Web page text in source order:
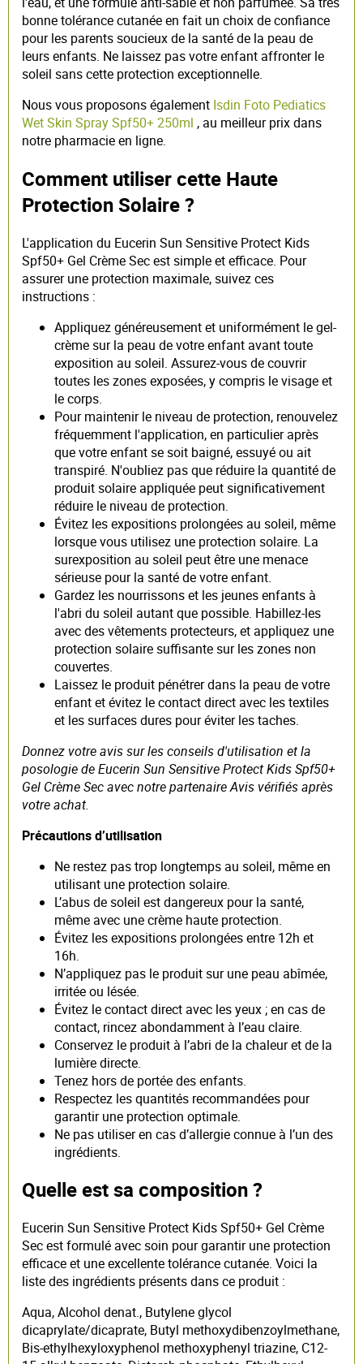
bonne tolérance cutanée en fait un choix de confiance
pour les parents soucieux de la santé de la peau de
leurs enfants. Ne laissez pas votre enfant affronter le
soleil sans cette protection exceptionnelle.
Nous vous proposons également Isdin Foto Pediatics
Wet Skin Spray Spf50+ 250ml , au meilleur prix dans
notre pharmacie en ligne.
Comment utiliser cette Haute
Protection Solaire ?
L'application du Eucerin Sun Sensitive Protect Kids
Spf50+ Gel Crème Sec est simple et efficace. Pour
assurer une protection maximale, suivez ces
instructions :
Appliquez généreusement et uniformément le gel-
crème sur la peau de votre enfant avant toute
exposition au soleil. Assurez-vous de couvrir
toutes les zones exposées, y compris le visage et
le corps.
Pour maintenir le niveau de protection, renouvelez
fréquemment l'application, en particulier après
que votre enfant se soit baigné, essuyé ou ait
transpiré. N'oubliez pas que réduire la quantité de
produit solaire appliquée peut significativement
réduire le niveau de protection.
Évitez les expositions prolongées au soleil, même
lorsque vous utilisez une protection solaire. La
surexposition au soleil peut être une menace
sérieuse pour la santé de votre enfant.
Gardez les nourrissons et les jeunes enfants à
l'abri du soleil autant que possible. Habillez-les
avec des vêtements protecteurs, et appliquez une
protection solaire suffisante sur les zones non
couvertes.
Laissez le produit pénétrer dans la peau de votre
enfant et évitez le contact direct avec les textiles
et les surfaces dures pour éviter les taches.
Donnez votre avis sur les conseils d'utilisation et la
posologie de Eucerin Sun Sensitive Protect Kids Spf50+
Gel Crème Sec avec notre partenaire Avis vérifiés après
votre achat.
Précautions d’utilisation
Ne restez pas trop longtemps au soleil, même en
utilisant une protection solaire.
L’abus de soleil est dangereux pour la santé,
même avec une crème haute protection.
Évitez les expositions prolongées entre 12h et
16h.
N’appliquez pas le produit sur une peau abîmée,
irritée ou lésée.
Évitez le contact direct avec les yeux ; en cas de
contact, rincez abondamment à l’eau claire.
Conservez le produit à l’abri de la chaleur et de la
lumière directe.
Tenez hors de portée des enfants.
Respectez les quantités recommandées pour
garantir une protection optimale.
Ne pas utiliser en cas d’allergie connue à l’un des
ingrédients.
Quelle est sa composition ?
Eucerin Sun Sensitive Protect Kids Spf50+ Gel Crème
Sec est formulé avec soin pour garantir une protection
efficace et une excellente tolérance cutanée. Voici la
liste des ingrédients présents dans ce produit :
Aqua, Alcohol denat., Butylene glycol
dicaprylate/dicaprate, Butyl methoxydibenzoylmethane,
Bis-ethylhexyloxyphenol methoxyphenyl triazine, C12-